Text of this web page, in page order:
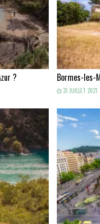
? Bormes-les-
31 JUILLET 2021